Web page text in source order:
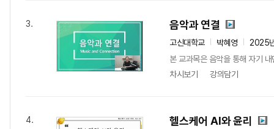
3. 음악과 연결
고신대학교 박혜영
2025
본 교과목은 음악을 통해 자기
차시보기
강의담기
4. 헬스케어 AI와 윤리